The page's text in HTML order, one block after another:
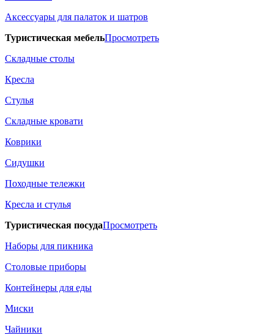
Аксессуары для палаток и шатров
Туристическая мебельПросмотреть
Складные столы
Кресла
Стулья
Складные кровати
Коврики
Сидушки
Походные тележки
Кресла и стулья
Туристическая посудаПросмотреть
Наборы для пикника
Столовые приборы
Контейнеры для еды
Миски
Чайники